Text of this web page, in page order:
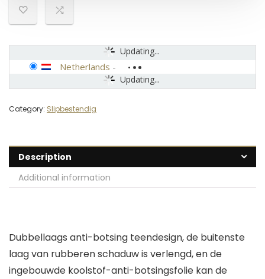
Updating...
Updating...
Netherlands -
Category: Slipbestendig
Description
Additional information
Dubbellaags anti-botsing teendesign, de buitenste
laag van rubberen schaduw is verlengd, en de
ingebouwde koolstof-anti-botsingsfolie kan de